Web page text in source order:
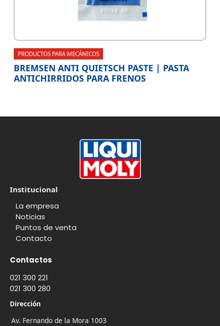
PRODUCTOS PARA MECÁNICOS
BREMSEN ANTI QUIETSCH PASTE | PASTA
ANTICHIRRIDOS PARA FRENOS
Institucional
La empresa
Noticias
Puntos de venta
Contacto
Contactos
021 300 221
021 300 280
Dirección
Av. Fernando de la Mora 1003